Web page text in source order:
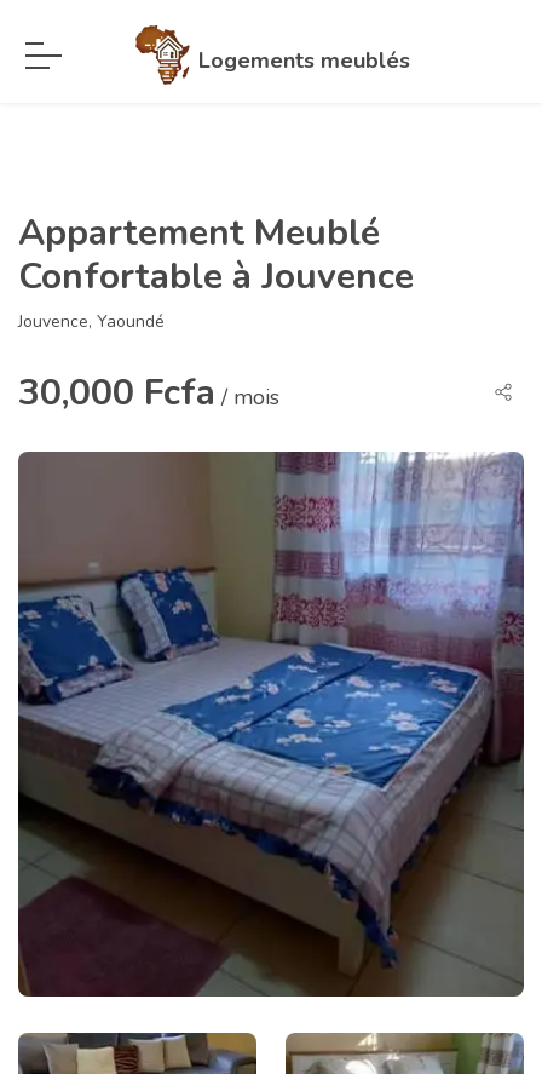
Logements meublés
Appartement Meublé
Confortable à Jouvence
Jouvence, Yaoundé
30,000 Fcfa / mois